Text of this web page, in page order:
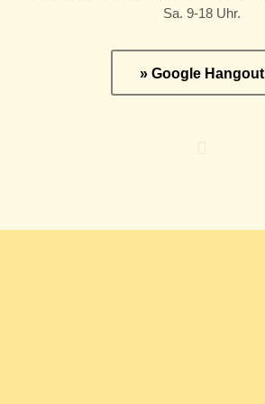
Sa. 9-18 Uhr.
» Google Hangout